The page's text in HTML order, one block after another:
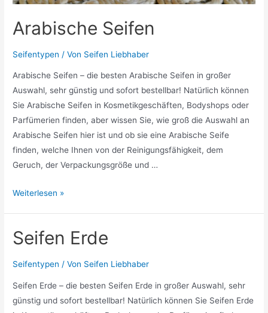
Arabische Seifen
Seifentypen / Von Seifen Liebhaber
Arabische Seifen – die besten Arabische Seifen in großer
Auswahl, sehr günstig und sofort bestellbar! Natürlich können
Sie Arabische Seifen in Kosmetikgeschäften, Bodyshops oder
Parfümerien finden, aber wissen Sie, wie groß die Auswahl an
Arabische Seifen hier ist und ob sie eine Arabische Seife
finden, welche Ihnen von der Reinigungsfähigkeit, dem
Geruch, der Verpackungsgröße und …
Arabische
Weiterlesen »
Seifen Erde
Seifentypen / Von Seifen Liebhaber
Seifen Erde – die besten Seifen Erde in großer Auswahl, sehr
günstig und sofort bestellbar! Natürlich können Sie Seifen Erde